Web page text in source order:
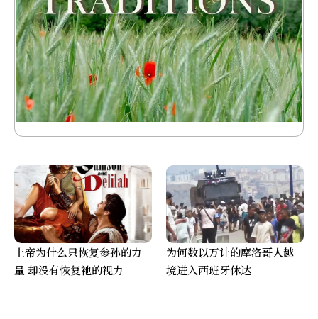
上帝为什么只恢复参孙的力
量 却没有恢复祂的视力
为何数以万计的摩洛哥人越
境进入西班牙休达